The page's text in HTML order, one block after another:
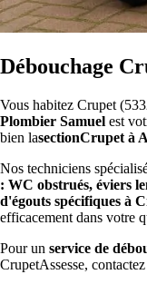
Débouchage
Vous habitez Crupet
Plombier Samuel est
bien lasectionCrupet à
Nos techniciens
: WC obstrués, éviers
d'égouts spécifiques à
efficacement dans votre
Pour un service de
CrupetAssesse, contactez